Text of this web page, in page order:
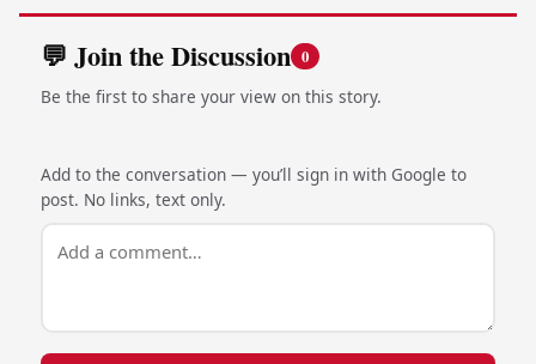
💬 Join the Discussion 0
Be the first to share your view on this story.
Add to the conversation — you’ll sign in with Google to
post. No links, text only.